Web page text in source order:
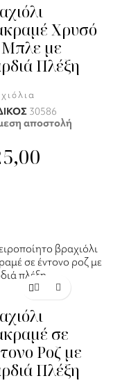
Χρυσό
με
Πλέξη
30586
αποστολή
σε
Ροζ με
Πλέξη